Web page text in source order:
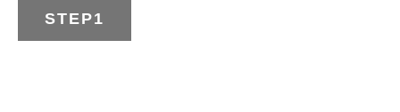
STEP1